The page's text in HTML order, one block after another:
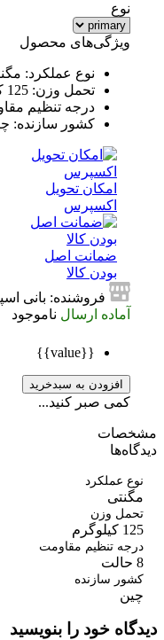
ویژگی‌های محصول
نوع عملکرد: مگنتی
تحمل وزن: 125 کیلوگرم
درجه تنظیم مقاومت: 8 حالت
کشور سازنده: چین
امکان تحویل
اکسپرس
ضمانت اصل
بودن کالا
فروشنده: بانی اسپرت
آماده ارسال ناموجود
افزودن به سبدخرید
کمی صبر کنید...
عملکرد
وزن
تنظیم مقاومت
سازنده
خود را بنویسید